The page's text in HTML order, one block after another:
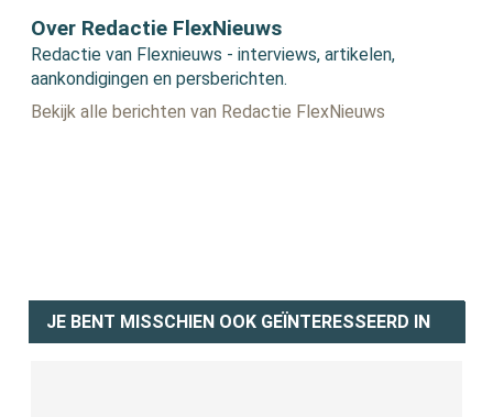
Over Redactie FlexNieuws
Redactie van Flexnieuws - interviews, artikelen,
aankondigingen en persberichten.
Bekijk alle berichten van Redactie FlexNieuws
JE BENT MISSCHIEN OOK GEÏNTERESSEERD IN